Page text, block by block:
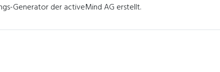
Generator der activeMind AG erstellt.